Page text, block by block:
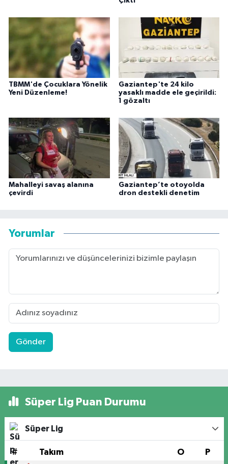
TBMM'de Çocuklara Yönelik
Yeni Düzenleme!
Gaziantep'te 24 kilo
yasaklı madde ele geçirildi:
1 gözaltı
Mahalleyi savaş alanına
çevirdi
Gaziantep’te otoyolda
dron destekli denetim
Yorumlar
Gönder
Süper Lig Puan Durumu
Süper Lig
# Takım O P